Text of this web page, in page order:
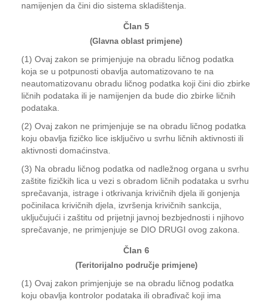
namijenjen da čini dio sistema skladištenja.
Član 5
(Glavna oblast primjene)
(1) Ovaj zakon se primjenjuje na obradu ličnog podatka
koja se u potpunosti obavlja automatizovano te na
neautomatizovanu obradu ličnog podatka koji čini dio zbirke
ličnih podataka ili je namijenjen da bude dio zbirke ličnih
podataka.
(2) Ovaj zakon ne primjenjuje se na obradu ličnog podatka
koju obavlja fizičko lice isključivo u svrhu ličnih aktivnosti ili
aktivnosti domaćinstva.
(3) Na obradu ličnog podatka od nadležnog organa u svrhu
zaštite fizičkih lica u vezi s obradom ličnih podataka u svrhu
sprečavanja, istrage i otkrivanja krivičnih djela ili gonjenja
počinilaca krivičnih djela, izvršenja krivičnih sankcija,
uključujući i zaštitu od prijetnji javnoj bezbjednosti i njihovo
sprečavanje, ne primjenjuje se DIO DRUGI ovog zakona.
Član 6
(Teritorijalno područje primjene)
(1) Ovaj zakon primjenjuje se na obradu ličnog podatka
koju obavlja kontrolor podataka ili obrađivač koji ima